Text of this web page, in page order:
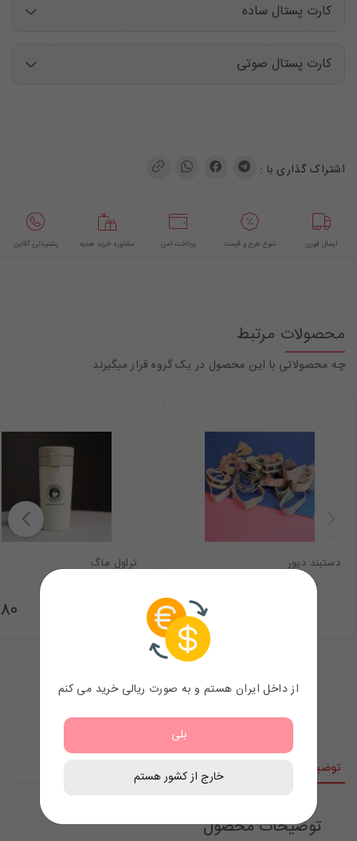
کارت پستال ساده
کارت پستال صوتی
اشتراک گذاری با :
ارسال فوری تنوع طرح و قیمت پرداخت امن مشاوره خرید هدیه پشتیبانی آنلاین
محصولات مرتبط
چه محصولاتی با این محصول در یک گروه قرار میگیرند
دستبند دیور
$7.98
تراول ماگ
توضیحات
توضیحات محصول
از داخل ایران هستم و به صورت ریالی خرید می کنم
بلی
خارج از کشور هستم